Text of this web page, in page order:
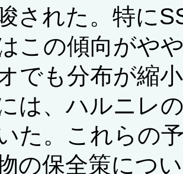
された。特に
この傾向がや
でも分布が縮
は、ハルニレ
た。これらの
の保全策につ